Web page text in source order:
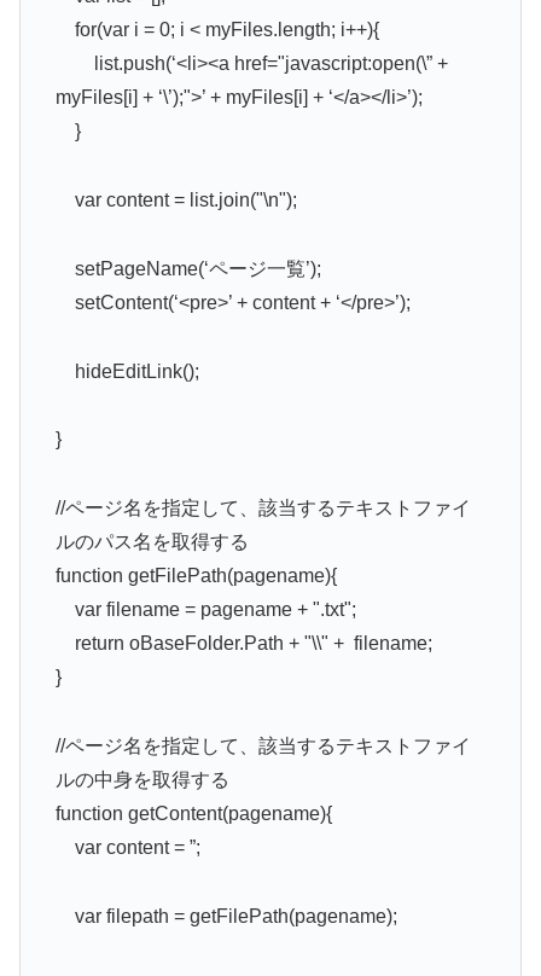
for(var i = 0; i < myFiles.length; i++){
list.push(‘<li><a href="javascript:open(\” +
myFiles[i] + ‘\’);">’ + myFiles[i] + ‘</a></li>’);
}
var content = list.join("\n");
setPageName(‘ページ一覧’);
setContent(‘<pre>’ + content + ‘</pre>’);
hideEditLink();
}
//ページ名を指定して、該当するテキストファイ
ルのパス名を取得する
function getFilePath(pagename){
var filename = pagename + ".txt";
return oBaseFolder.Path + "\\" + filename;
}
//ページ名を指定して、該当するテキストファイ
ルの中身を取得する
function getContent(pagename){
var content = ”;
var filepath = getFilePath(pagename);